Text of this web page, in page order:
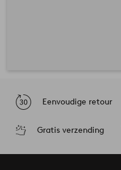
Eenvoudige retour
Gratis verzending